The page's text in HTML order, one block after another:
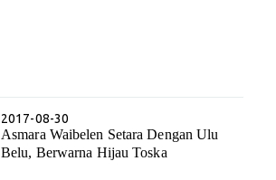
2017-08-30
Asmara Waibelen Setara Dengan Ulu
Belu, Berwarna Hijau Toska